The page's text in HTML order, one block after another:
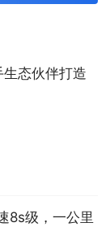
态伙伴打造
8s级，一公里